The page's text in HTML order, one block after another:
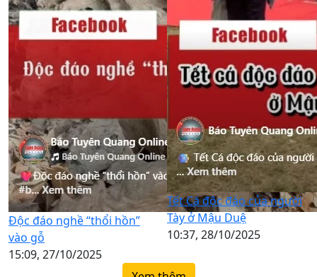
Độc đáo nghề “thổi hồn”
vào gỗ
15:09, 27/10/2025
Tết Cá độc đáo của người
Tày ở Mậu Duệ
10:37, 28/10/2025